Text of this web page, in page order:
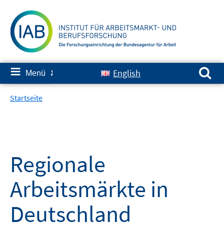
zum
Inhalt
≡ Menü ✘ English
Suchen nach:
Startseite
Regionale
Arbeitsmärkte in
Deutschland